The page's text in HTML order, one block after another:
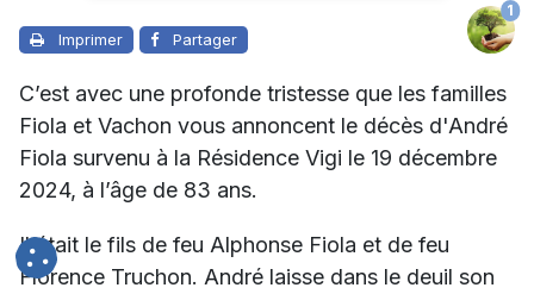
Imprimer Partager
1
C’est avec une profonde tristesse que les familles
Fiola et Vachon vous annoncent le décès d'André
Fiola survenu à la Résidence Vigi le 19 décembre
2024, à l’âge de 83 ans.
Il était le fils de feu Alphonse Fiola et de feu
Florence Truchon. André laisse dans le deuil son